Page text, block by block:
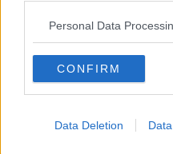
Personal Data
CONFIRM
Data Deletion
Aki korábban kölcsönt
térítendő támogatást
CSOK Pluszt, feltéve,